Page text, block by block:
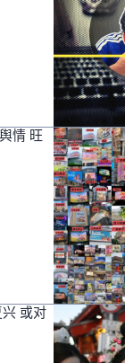
情 旺
或对